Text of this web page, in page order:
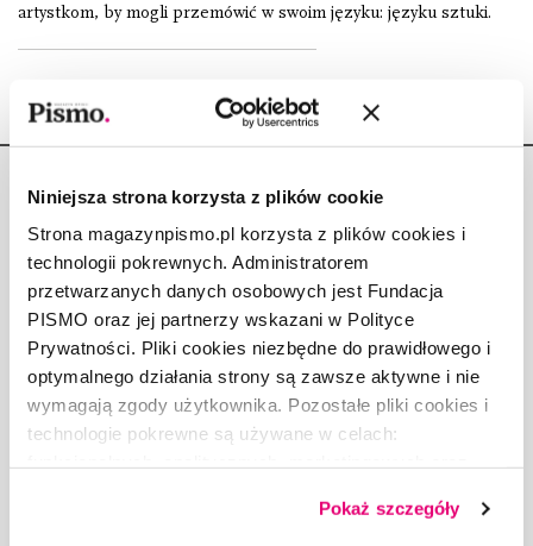
Niniejsza strona korzysta z plików cookie
Strona magazynpismo.pl korzysta z plików cookies i
technologii pokrewnych. Administratorem
przetwarzanych danych osobowych jest Fundacja
PISMO oraz jej partnerzy wskazani w Polityce
Prywatności. Pliki cookies niezbędne do prawidłowego i
optymalnego działania strony są zawsze aktywne i nie
wymagają zgody użytkownika. Pozostałe pliki cookies i
technologie pokrewne są używane w celach:
dobrowolną zgodę na pliki cookies i technologie
Pokaż szczegóły
artystkom, by mogli przemówić w swoim języku: języku sztuki.
Copyright © Fundacja Pismo
O „PIŚMIE”